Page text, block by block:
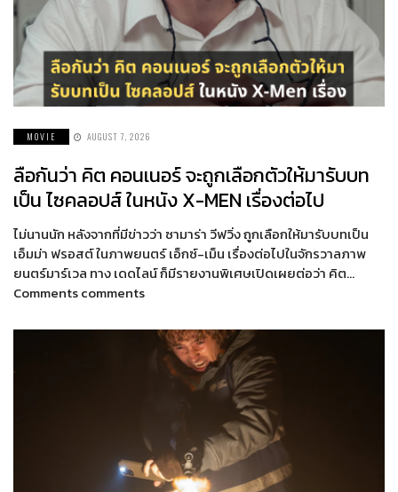
MOVIE AUGUST 7, 2026
ลือกันว่า คิต คอนเนอร์ จะถูกเลือกตัวให้มารับบท
เป็น ไซคลอปส์ ในหนัง X-MEN เรื่องต่อไป
ไม่นานนัก หลังจากที่มีข่าวว่า ซามาร่า วีฟวิ่ง ถูกเลือกให้มารับบทเป็น
เอ็มม่า ฟรอสต์ ในภาพยนตร์ เอ็กซ์-เม็น เรื่องต่อไปในจักรวาลภาพ
ยนตร์มาร์เวล ทาง เดดไลน์ ก็มีรายงานพิเศษเปิดเผยต่อว่า คิต…
Comments comments